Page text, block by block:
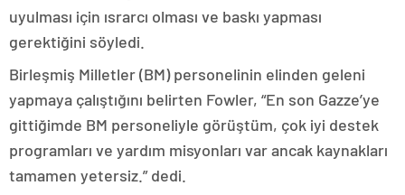
uyulması için ısrarcı olması ve baskı yapması
gerektiğini söyledi.
Birleşmiş Milletler (BM) personelinin elinden geleni
yapmaya çalıştığını belirten Fowler, “En son Gazze’ye
gittiğimde BM personeliyle görüştüm, çok iyi destek
programları ve yardım misyonları var ancak kaynakları
tamamen yetersiz.” dedi.